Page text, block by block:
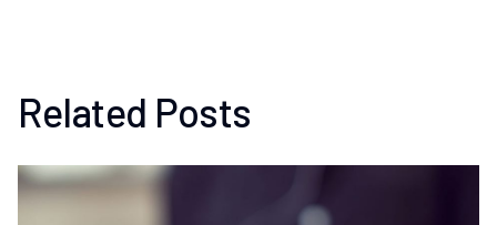
Related Posts